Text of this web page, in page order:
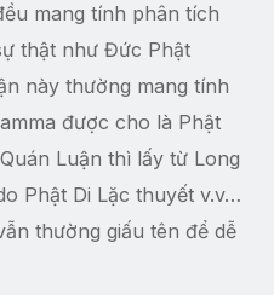
mang tính phân tích
thật như Đức Phật
này thường mang tính
được cho là Phật
Luận thì lấy từ Long
Phật Di Lặc thuyết v.v…
thường giấu tên để dễ